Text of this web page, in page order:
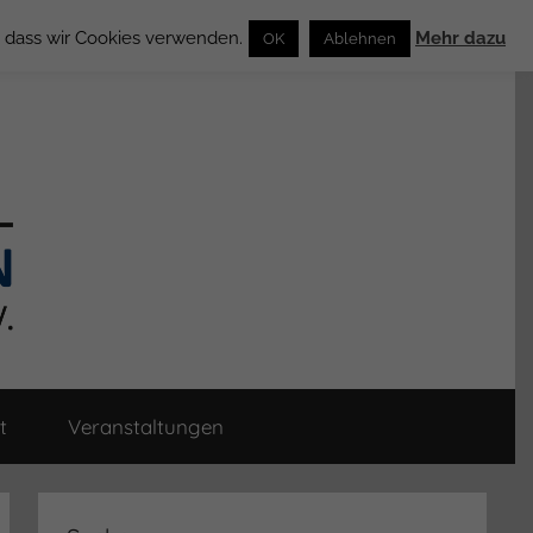
Veranstaltungen
wir Cookies verwenden. OK Ablehnen Mehr dazu